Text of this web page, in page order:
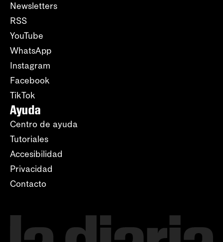
Newsletters
RSS
YouTube
WhatsApp
Instagram
Facebook
TikTok
Ayuda
Centro de ayuda
Tutoriales
Accesibilidad
Privacidad
Contacto